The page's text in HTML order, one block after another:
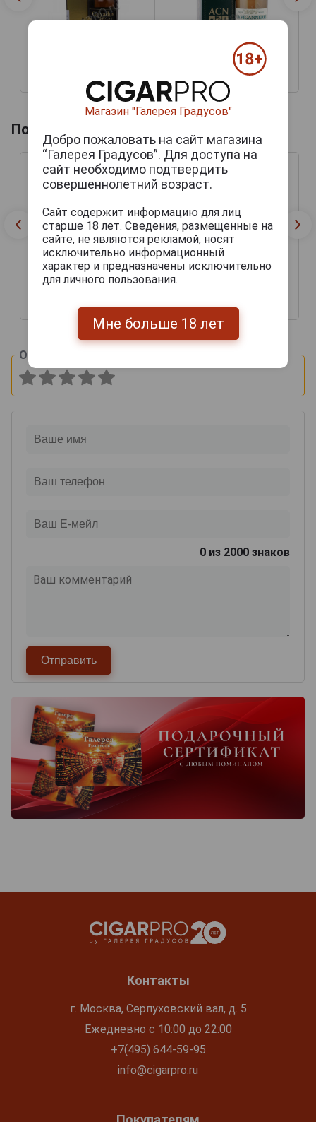
3 516 руб. 4 715 руб.
Похожие товары по году производства
42 444 руб. 51 069 руб.
Оцените и напишите отзыв:
0 из 2000 знаков
Контакты
г. Москва, Серпуховский вал, д. 5
Ежедневно с 10:00 до 22:00
+7(495) 644-59-95
info@cigarpro.ru
Магазин "Галерея Градусов"
Добро пожаловать на сайт магазина
“Галерея Градусов”. Для доступа на
сайт необходимо подтвердить
совершеннолетний возраст.
Сайт содержит информацию для лиц
старше 18 лет. Сведения, размещенные на
сайте, не являются рекламой, носят
исключительно информационный
характер и предназначены исключительно
для личного пользования.
Мне больше 18 лет